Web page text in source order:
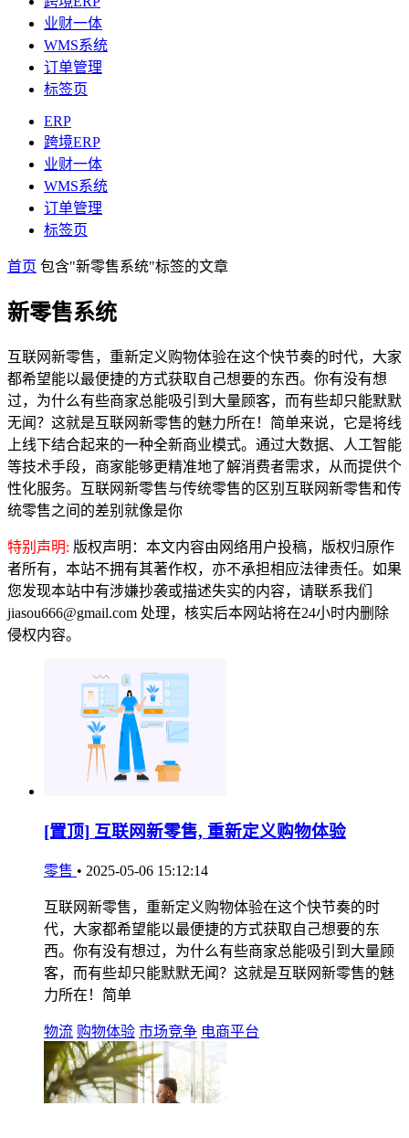
业财一体
WMS系统
订单管理
标签页
ERP
跨境ERP
业财一体
WMS系统
订单管理
标签页
首页 包含"新零售系统"标签的文章
新零售系统
互联网新零售，重新定义购物体验在这个快节奏的时代，大家
都希望能以最便捷的方式获取自己想要的东西。你有没有想
过，为什么有些商家总能吸引到大量顾客，而有些却只能默默
无闻？这就是互联网新零售的魅力所在！简单来说，它是将线
上线下结合起来的一种全新商业模式。通过大数据、人工智能
等技术手段，商家能够更精准地了解消费者需求，从而提供个
性化服务。互联网新零售与传统零售的区别互联网新零售和传
统零售之间的差别就像是你
特别声明: 版权声明：本文内容由网络用户投稿，版权归原作
者所有，本站不拥有其著作权，亦不承担相应法律责任。如果
您发现本站中有涉嫌抄袭或描述失实的内容，请联系我们
jiasou666@gmail.com 处理，核实后本网站将在24小时内删除
侵权内容。
[置顶] 互联网新零售, 重新定义购物体验
零售 • 2025-05-06 15:12:14
互联网新零售，重新定义购物体验在这个快节奏的时
代，大家都希望能以最便捷的方式获取自己想要的东
西。你有没有想过，为什么有些商家总能吸引到大量顾
客，而有些却只能默默无闻？这就是互联网新零售的魅
力所在！简单
物流 购物体验 市场竞争 电商平台